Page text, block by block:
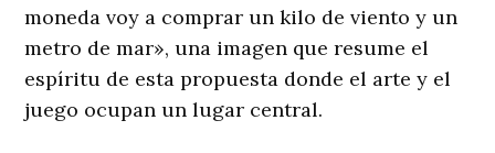
moneda voy a comprar un kilo de viento y un
metro de mar», una imagen que resume el
espíritu de esta propuesta donde el arte y el
juego ocupan un lugar central.